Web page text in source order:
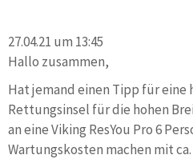
27.04.21 um 13:45
Hallo zusammen,
Hat jemand einen Tipp für eine
Rettungsinsel für die hohen
an eine Viking ResYou Pro 6
Wartungskosten machen mit ca.